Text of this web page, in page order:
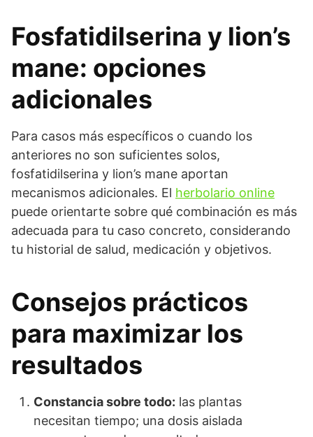
Fosfatidilserina y lion’s
mane: opciones
adicionales
Para casos más específicos o cuando los
anteriores no son suficientes solos,
fosfatidilserina y lion’s mane aportan
mecanismos adicionales. El herbolario online
puede orientarte sobre qué combinación es más
adecuada para tu caso concreto, considerando
tu historial de salud, medicación y objetivos.
Consejos prácticos
para maximizar los
resultados
Constancia sobre todo: las plantas
necesitan tiempo; una dosis aislada